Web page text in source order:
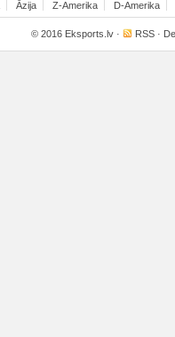
Āzija Z-Amerika D-Amerika
© 2016 Eksports.lv · RSS ·